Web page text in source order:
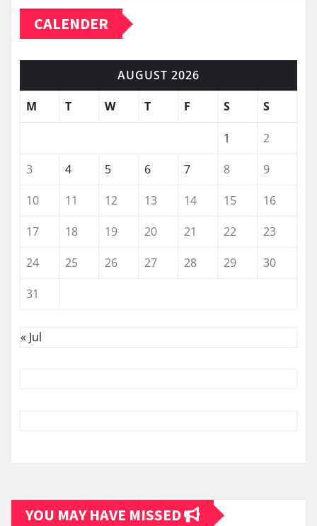
CALENDER
AUGUST 2026
M
T W T F S S
1
2
3
4 5 6 7 8
9
10
11 12 13 14 15
16
17
18 19 20 21 22
23
24
25 26 27 28 29
30
31
« Jul
YOU MAY HAVE MISSED